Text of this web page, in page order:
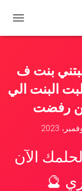
ب
ا
ت
بنت ف
البنت الي
رفضت
الآن
🔮